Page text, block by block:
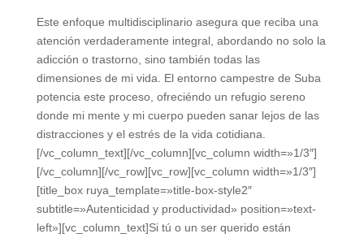
Este enfoque multidisciplinario asegura que reciba una
atención verdaderamente integral, abordando no solo la
adicción o trastorno, sino también todas las
dimensiones de mi vida. El entorno campestre de Suba
potencia este proceso, ofreciéndo un refugio sereno
donde mi mente y mi cuerpo pueden sanar lejos de las
distracciones y el estrés de la vida cotidiana.
[/vc_column_text][/vc_column][vc_column width=»1/3″]
[/vc_column][/vc_row][vc_row][vc_column width=»1/3″]
[title_box ruya_template=»title-box-style2″
subtitle=»Autenticidad y productividad» position=»text-
left»][vc_column_text]Si tú o un ser querido están